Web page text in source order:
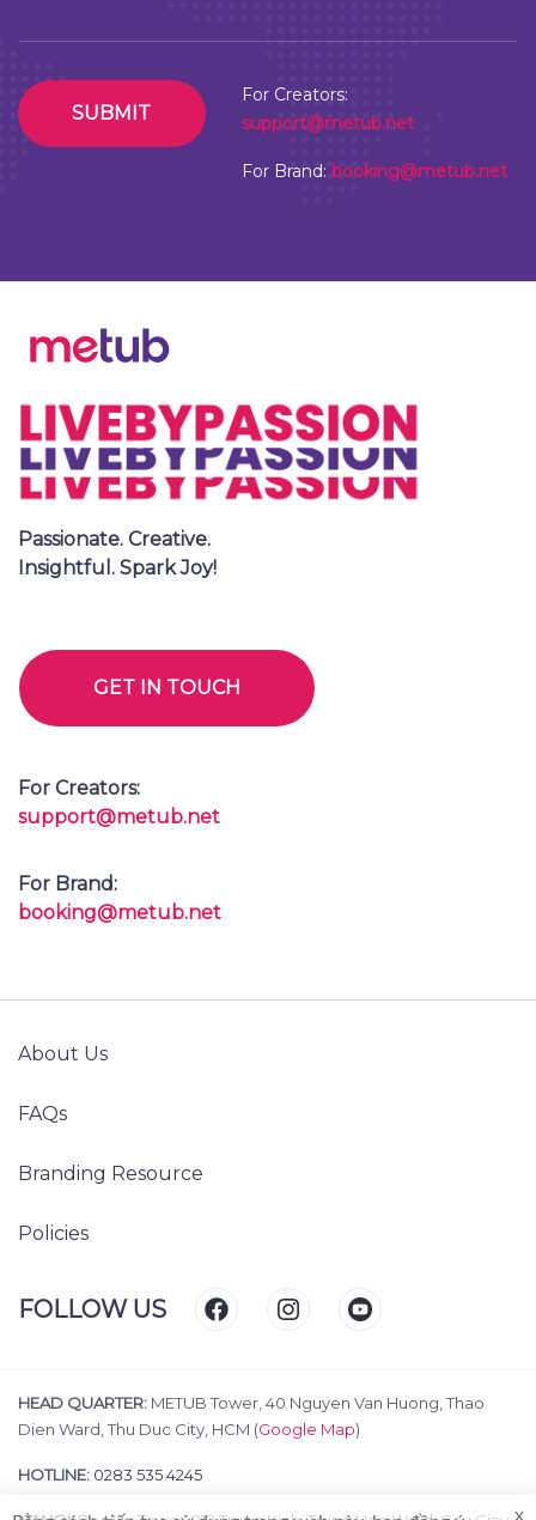
SUBMIT
For Creators:
support@metub.net
For Brand: booking@metub.net
Passionate. Creative.
Insightful. Spark Joy!
GET IN TOUCH
For Creators:
support@metub.net
For Brand:
booking@metub.net
About Us
FAQs
Branding Resource
Policies
FOLLOW US
HEAD QUARTER: METUB Tower, 40 Nguyen Van Huong, Thao
Dien Ward, Thu Duc City, HCM (Google Map)
HOTLINE: 0283 535 4245
x